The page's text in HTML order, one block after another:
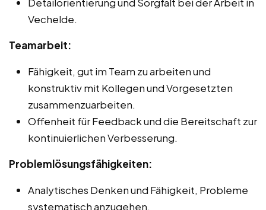
Vechelde.
Teamarbeit:
Fähigkeit, gut im Team zu arbeiten und
konstruktiv mit Kollegen und Vorgesetzten
zusammenzuarbeiten.
Offenheit für Feedback und die Bereitschaft zur
kontinuierlichen Verbesserung.
Problemlösungsfähigkeiten:
Analytisches Denken und Fähigkeit, Probleme
systematisch anzugehen.